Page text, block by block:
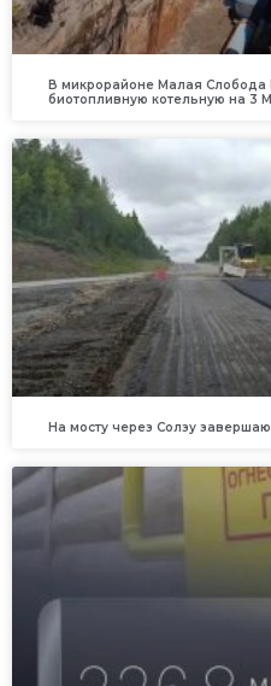
В микрорайоне Малая Слобода
биотопливную котельную на 3
На мосту через Солзу